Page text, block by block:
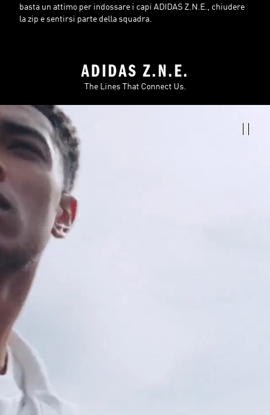
basta un attimo per indossare i capi ADIDAS Z.N.E., chiudere
la zip e sentirsi parte della squadra.
ADIDAS Z.N.E.
The Lines That Connect Us.